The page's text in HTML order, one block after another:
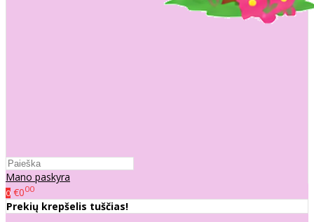
Mano paskyra
0 €000
Prekių krepšelis tuščias!